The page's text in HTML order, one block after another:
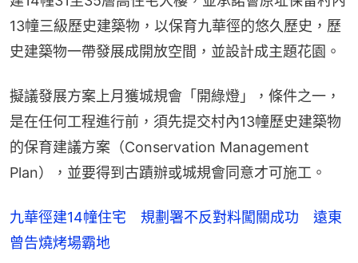
13幢三級歷史建築物，以保育九華徑的悠久歷史，歷
史建築物一帶發展成開放空間，並設計成主題花園。
擬議發展方案上月獲城規會「開綠燈」，條件之一，
是在任何工程進行前，須先提交村內13幢歷史建築物
的保育建議方案（Conservation Management
Plan），並要得到古蹟辦或城規會同意才可施工。
九華徑建14幢住宅 規劃署不反對料闖關成功 遠東
曾告燒烤場霸地